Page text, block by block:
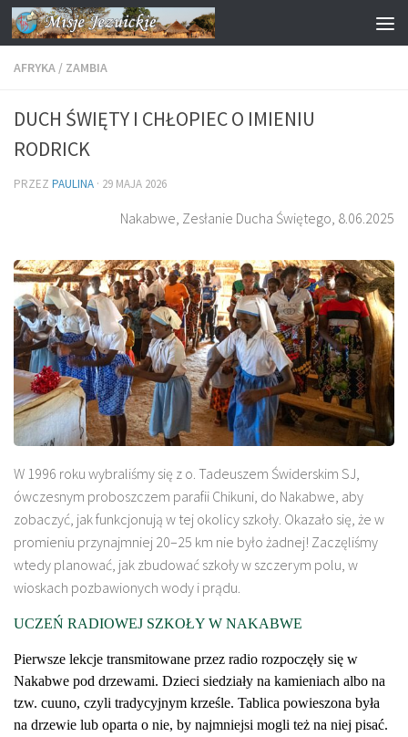
Przejdź do treści
AFRYKA / ZAMBIA
DUCH ŚWIĘTY I CHŁOPIEC O IMIENIU
RODRICK
PRZEZ PAULINA · 29 MAJA 2026
Nakabwe, Zesłanie Ducha Świętego, 8.06.2025
W 1996 roku wybraliśmy się z o. Tadeuszem Świderskim SJ,
ówczesnym proboszczem parafii Chikuni, do Nakabwe, aby
zobaczyć, jak funkcjonują w tej okolicy szkoły. Okazało się, że w
promieniu przynajmniej 20–25 km nie było żadnej! Zaczęliśmy
wtedy planować, jak zbudować szkoły w szczerym polu, w
wioskach pozbawionych wody i prądu.
UCZEŃ RADIOWEJ SZKOŁY W NAKABWE
Pierwsze lekcje transmitowane przez radio rozpoczęły się w
Nakabwe pod drzewami. Dzieci siedziały na kamieniach albo na
tzw. cuuno, czyli tradycyjnym krześle. Tablica powieszona była
na drzewie lub oparta o nie, by najmniejsi mogli też na niej pisać.